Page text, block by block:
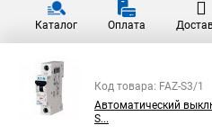
Каталог Оплата
Код товара: FAZ-S3/1
Автоматический
S...